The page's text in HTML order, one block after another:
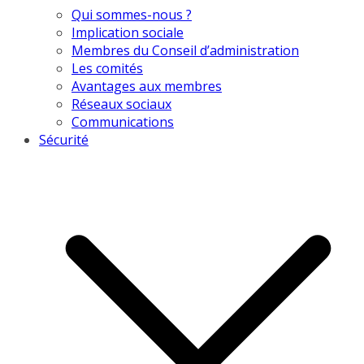
Qui sommes-nous ?
Implication sociale
Membres du Conseil d’administration
Les comités
Avantages aux membres
Réseaux sociaux
Communications
Sécurité